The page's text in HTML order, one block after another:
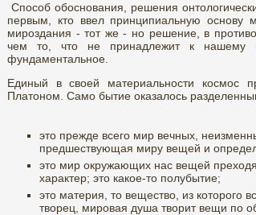
Способ обоснования, решения
первым, кто ввел принципиальную основу
мироздания - тот же - но решение, в
чем то, что не принадлежит к нашему
фундаментальное.
Единый в своей материальности космос
Платоном. Само бытие оказалось
это прежде всего мир вечных,
предшествующая миру вещей и
это мир окружающих нас вещей
характер; это какое-то полубытие;
это материя, то вещество, из которого
творец, мировая душа творит вещи по